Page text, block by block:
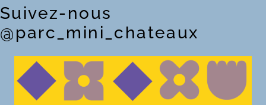
Suivez-nous
@parc_mini_chateaux